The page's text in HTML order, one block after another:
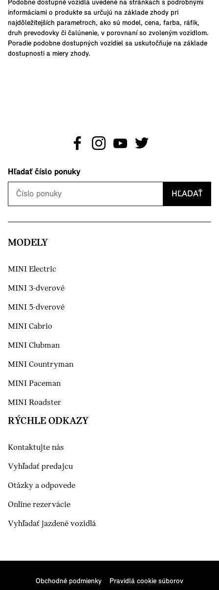
Podobne dostupné vozidlá uvedené na stránkach s podrobnými
informáciami o produkte sa určujú na základe zhody pri
najdôležitejších parametroch, ako sú model, cena, farba, ráfik,
druh prevodovky či čalúnenie, v porovnaní so zvoleným vozidlom.
Poradie podobne dostupných vozidiel sa uskutočňuje na základe
dostupnosti a miery zhody.
Hľadať číslo ponuky
HĽADAŤ
MODELY
MINI Electric
MINI 3-dverové
MINI 5-dverové
MINI Cabrio
MINI Clubman
MINI Countryman
MINI Paceman
MINI Roadster
RÝCHLE ODKAZY
Kontaktujte nás
Vyhľadať predajcu
Otázky a odpovede
Online rezervácie
Vyhľadať jazdené vozidlá
Obchodné podmienky Pravidlá cookie súborov